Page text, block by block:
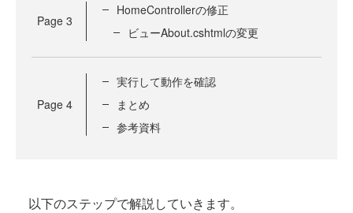
Page 3
HomeControllerの修正
ビューAbout.cshtmlの変更
Page 4
実行して動作を確認
まとめ
参考資料
以下のステップで解説していきます。